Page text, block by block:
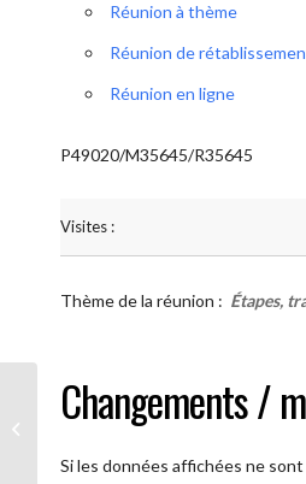
Réunion à thème
Réunion de
Réunion en ligne
P49020/M35645/R35645
Visites :
Thème de la réunion : Étapes,
Changements /
Si les données affichées ne
AA Humilité ( Atelier: “Étapes,